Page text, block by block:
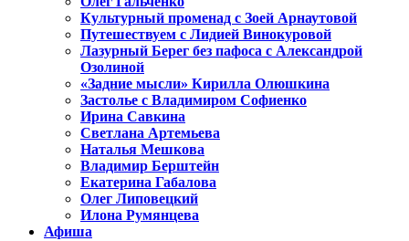
Культурный променад с Зоей Арнаутовой
Путешествуем с Лидией Винокуровой
Лазурный Берег без пафоса с Александрой
Озолиной
«Задние мысли» Кирилла Олюшкина
Застолье с Владимиром Софиенко
Ирина Савкина
Светлана Артемьева
Наталья Мешкова
Владимир Берштейн
Екатерина Габалова
Олег Липовецкий
Илона Румянцева
Афиша